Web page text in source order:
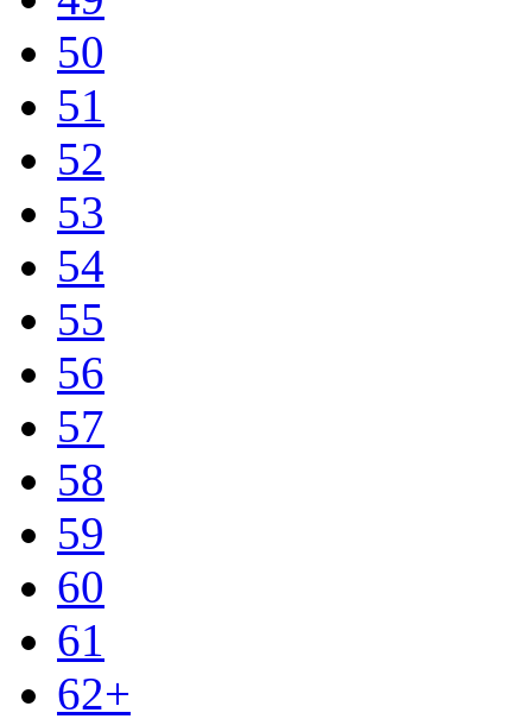
50
51
52
53
54
55
56
57
58
59
60
61
62+